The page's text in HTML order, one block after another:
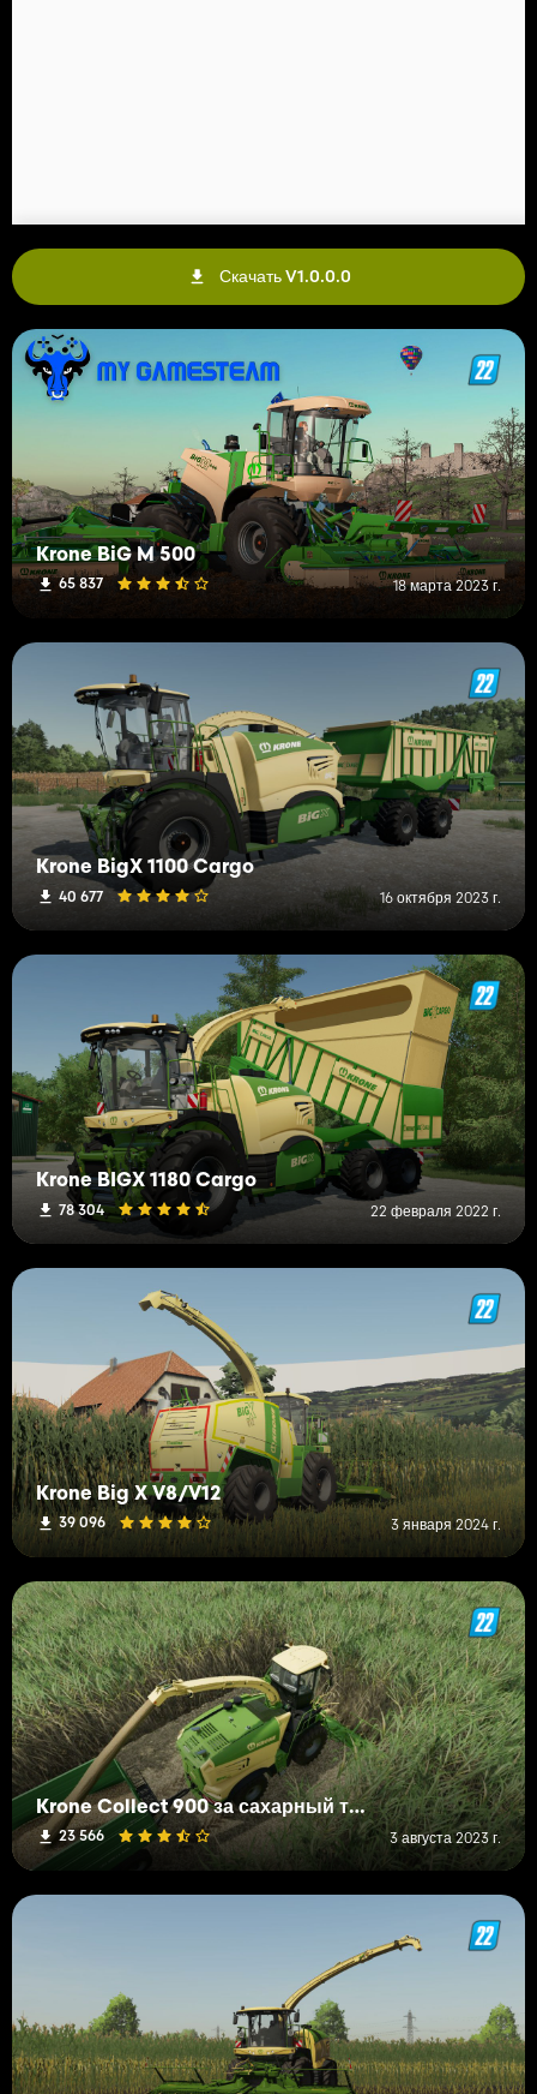
Скачать V1.0.0.0
Krone BiG M 500
65 837 18 марта 2023 г.
Krone BigX 1100 Cargo
40 677 16 октября 2023 г.
Krone BIGX 1180 Cargo
78 304 22 февраля 2022 г.
Krone Big X V8/V12
39 096 3 января 2024 г.
Krone Collect 900 за сахарный тростник и тополь
23 566 3 августа 2023 г.